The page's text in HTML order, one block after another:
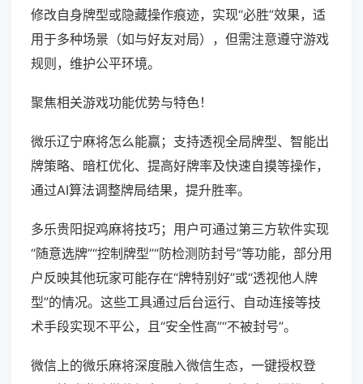
修改自身牌型或隐藏操作痕迹，实现“必胜”效果，适
用于多种场景（如与好友对局），但需注意遵守游戏
规则，维护公平环境。
聚焦相关游戏功能优势与特色！
微乐辽宁麻将怎么能赢；支持透视全局牌型、智能出
牌策略、暗杠优化、提高好牌率及快速自摸等操作，
通过AI算法调整牌局结果，提升胜率。
多乐贵阳捉鸡麻将技巧；用户可通过第三方软件实现
“随意选牌”“控制牌型”“防检测防封号”等功能，部分用
户反映其他玩家可能存在“牌特别好”或“透视他人牌
型”的情况。这些工具通过后台运行、自动连接等技
术手段实现不平公，且“安全性高”“不被封号”。
微信上的微乐麻将深度融入微信生态，一键授权登